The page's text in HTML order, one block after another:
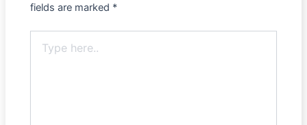
fields are marked *
here..